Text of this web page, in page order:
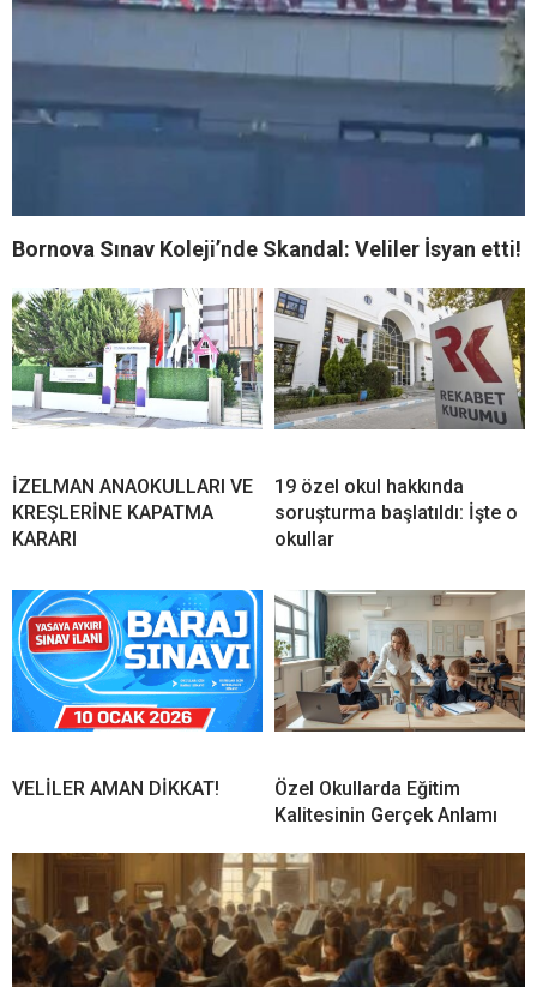
Bornova Sınav Koleji’nde Skandal: Veliler İsyan etti!
İZELMAN ANAOKULLARI VE
KREŞLERİNE KAPATMA
KARARI
19 özel okul hakkında
soruşturma başlatıldı: İşte o
okullar
VELİLER AMAN DİKKAT!
Özel Okullarda Eğitim
Kalitesinin Gerçek Anlamı